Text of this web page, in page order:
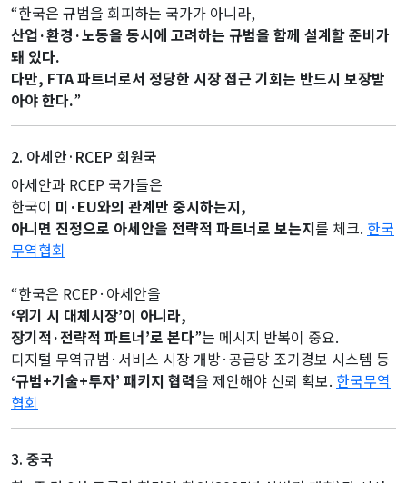
“한국은 규범을 회피하는 국가가 아니라,
산업·환경·노동을 동시에 고려하는 규범을 함께 설계할 준비가
돼 있다.
다만, FTA 파트너로서 정당한 시장 접근 기회는 반드시 보장받
아야 한다.”
2. 아세안·RCEP 회원국
아세안과 RCEP 국가들은
한국이 미·EU와의 관계만 중시하는지,
아니면 진정으로 아세안을 전략적 파트너로 보는지를 체크. 한국
무역협회
“한국은 RCEP·아세안을
‘위기 시 대체시장’이 아니라,
장기적·전략적 파트너’로 본다”는 메시지 반복이 중요.
디지털 무역규범·서비스 시장 개방·공급망 조기경보 시스템 등
‘규범+기술+투자’ 패키지 협력을 제안해야 신뢰 확보. 한국무역
협회
3. 중국